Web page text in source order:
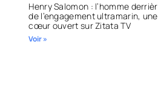
Henry Salomon : l’homme
de l’engagement ultramarin,
cœur ouvert sur Zitata TV
Voir »